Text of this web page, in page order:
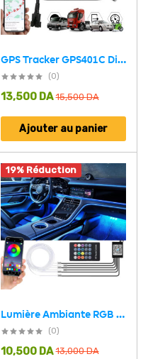
GPS Tracker GPS401C Dispositif de suivi Pour Véhicule – جهاز تتبع المركبات
(0)
15,500DA
13,500 DA
Ajouter au panier
19% Réduction
Lumière Ambiante RGB Pour l’Intérieur de Voiture avec Télécommande + APP Contrôle
(0)
13,000DA
10,500 DA